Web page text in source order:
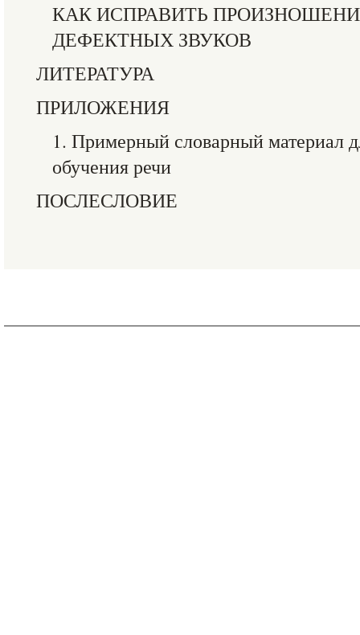
КАК ИСПРАВИТЬ
ДЕФЕКТНЫХ ЗВУКОВ
ЛИТЕРАТУРА
ПРИЛОЖЕНИЯ
1. Примерный словарный материал
обучения речи
ПОСЛЕСЛОВИЕ